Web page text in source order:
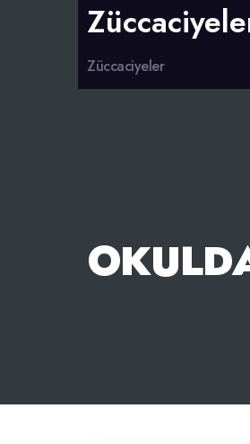
Züccaciyeler